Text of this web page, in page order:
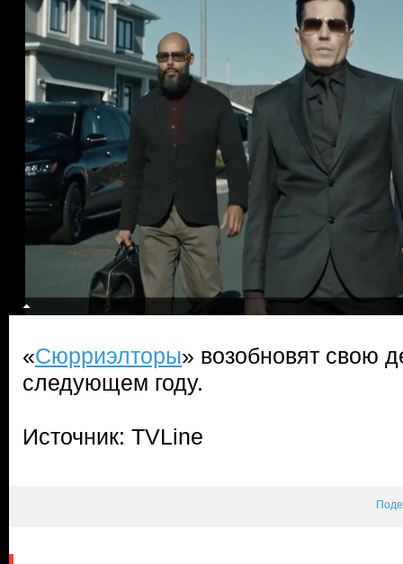
«Сюрриэлторы» возобновят свою
следующем году.
Источник: TVLine